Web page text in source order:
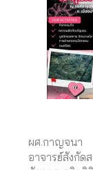
ผศ.กาญจน
อาจารย์สังกัด